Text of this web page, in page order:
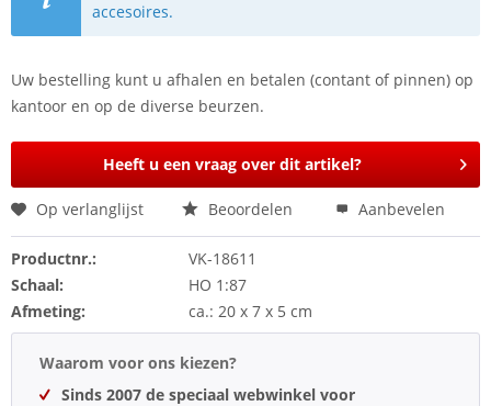
accesoires.
Uw bestelling kunt u afhalen en betalen (contant of pinnen) op
kantoor en op de diverse beurzen.
Heeft u een vraag over dit artikel?
Op verlanglijst Beoordelen Aanbevelen
Productnr.:
VK-18611
Schaal:
HO 1:87
Afmeting:
ca.: 20 x 7 x 5 cm
Waarom voor ons kiezen?
Sinds 2007 de speciaal webwinkel voor